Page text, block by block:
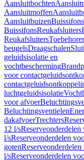
Aansluitbochten
Aansluitmoffen
AansluitbuizenBuissifons
BuissifonsReukafsluiters
Reukafsluiters
beugelsDraagschalen
geluidsisolatie en
vochtbescherming
voor
luchtgeluidsisolatie
voor afvoer
Beluchtingsventielen
dakafvoerTrechters
12 l/s
l/sReserveonderdelen
goten
l/sReserveonderdelen